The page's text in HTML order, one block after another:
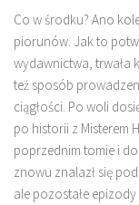
Co w środku? Ano
piorunów. Jak to
wydawnictwa, trwała
też sposób
ciągłości. Po woli
po historii z Misterem
poprzednim tomie i
znowu znalazł się
ale pozostałe